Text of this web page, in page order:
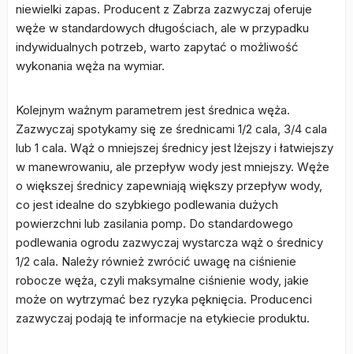
niewielki zapas. Producent z Zabrza zazwyczaj oferuje
węże w standardowych długościach, ale w przypadku
indywidualnych potrzeb, warto zapytać o możliwość
wykonania węża na wymiar.
Kolejnym ważnym parametrem jest średnica węża.
Zazwyczaj spotykamy się ze średnicami 1/2 cala, 3/4 cala
lub 1 cala. Wąż o mniejszej średnicy jest lżejszy i łatwiejszy
w manewrowaniu, ale przepływ wody jest mniejszy. Węże
o większej średnicy zapewniają większy przepływ wody,
co jest idealne do szybkiego podlewania dużych
powierzchni lub zasilania pomp. Do standardowego
podlewania ogrodu zazwyczaj wystarcza wąż o średnicy
1/2 cala. Należy również zwrócić uwagę na ciśnienie
robocze węża, czyli maksymalne ciśnienie wody, jakie
może on wytrzymać bez ryzyka pęknięcia. Producenci
zazwyczaj podają te informacje na etykiecie produktu.